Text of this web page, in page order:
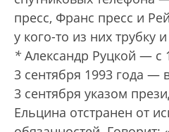
пресс, Франс пресс и
у кого-то из них трубку
* Александр Руцкой — с
3 сентября 1993 года —
3 сентября указом
Ельцина отстранен от